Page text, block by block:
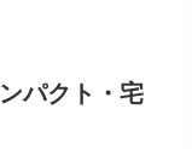
パクト・宅